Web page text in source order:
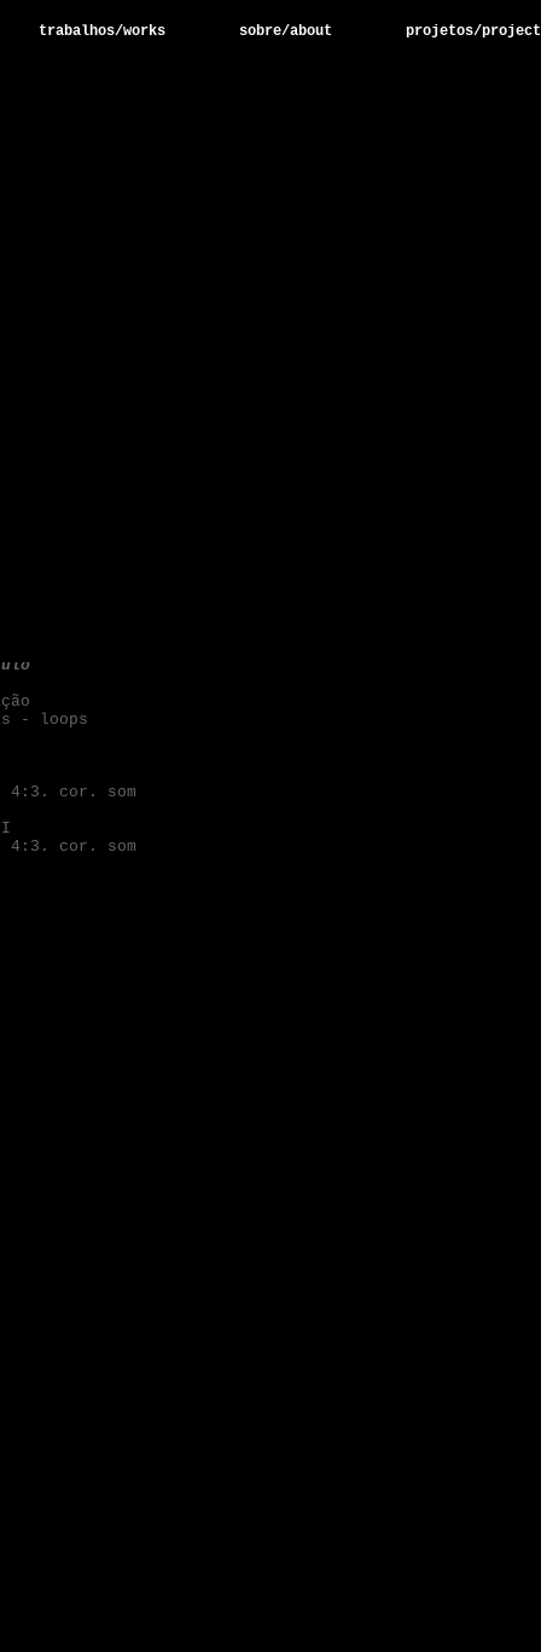
trabalhos/works sobre/about projetos/
- loops
4:3.
cor. som
4:3.
cor. som